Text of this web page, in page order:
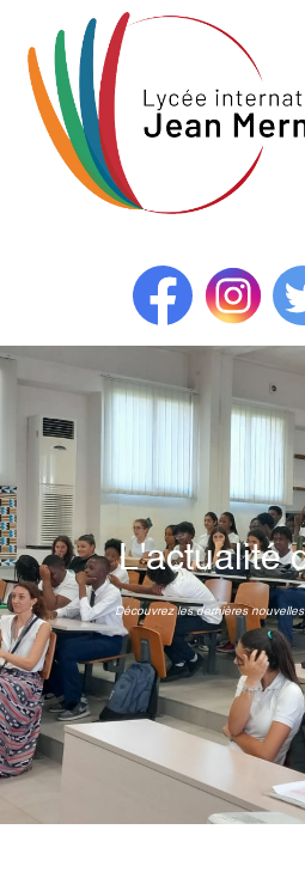
L'actualité
Découvrez les dernières